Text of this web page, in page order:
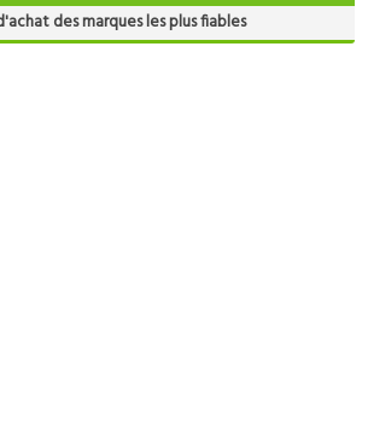
des marques les plus fiables